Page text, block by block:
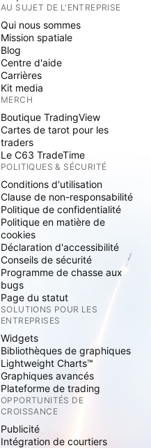
AU SUJET DE L'ENTREPRISE
Qui nous sommes
Mission spatiale
Blog
Centre d'aide
Carrières
Kit media
MERCH
Boutique TradingView
Cartes de tarot pour les
traders
Le C63 TradeTime
POLITIQUES & SÉCURITÉ
Conditions d'utilisation
Clause de non-responsabilité
Politique de confidentialité
Politique en matière de
cookies
Déclaration d'accessibilité
Conseils de sécurité
Programme de chasse aux
bugs
Page du statut
SOLUTIONS POUR LES
ENTREPRISES
Widgets
Bibliothèques de graphiques
Lightweight Charts™
Graphiques avancés
Plateforme de trading
OPPORTUNITÉS DE
CROISSANCE
Publicité
Intégration de courtiers